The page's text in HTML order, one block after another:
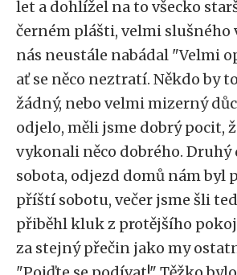
let a dohlížel na to všecko
černém plášti, velmi slušného
nás neustále nabádal "Velmi
ať se něco neztratí. Někdo by
žádný, nebo velmi mizerný
odjelo, měli jsme dobrý pocit,
vykonali něco dobrého. Druhý
sobota, odjezd domů nám byl
příští sobotu, večer jsme šli
přiběhl kluk z protějšího
za stejný přečin jako my